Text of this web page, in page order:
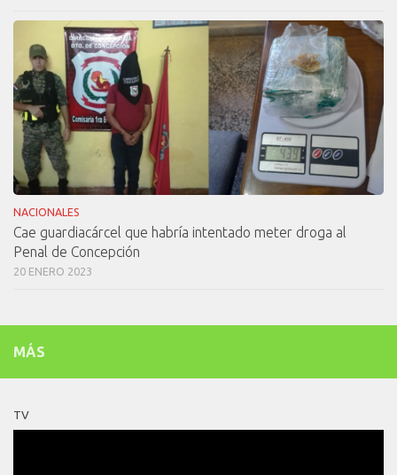
NACIONALES
Cae guardiacárcel que habría intentado meter droga al
Penal de Concepción
20 ENERO 2023
MÁS
TV